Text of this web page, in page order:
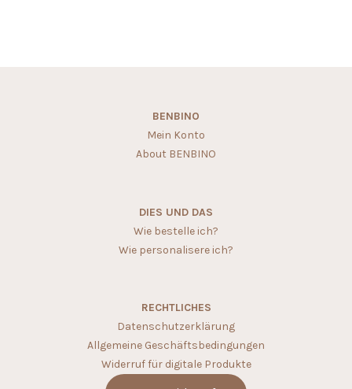
BENBINO
Mein Konto
About BENBINO
DIES UND DAS
Wie bestelle ich?
Wie personalisere ich?
RECHTLICHES
Datenschutzerklärung
Allgemeine Geschäftsbedingungen
Widerruf für digitale Produkte